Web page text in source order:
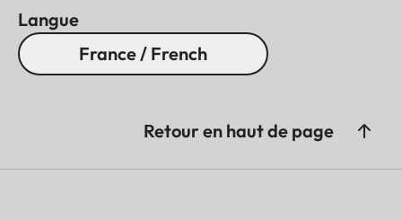
Langue
France / French
Retour en haut de page